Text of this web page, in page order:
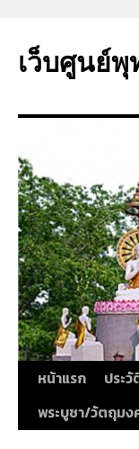
ยัง
เว็บศูนย์
หน้าแรก ประ
พระบูชา/วัตถุม